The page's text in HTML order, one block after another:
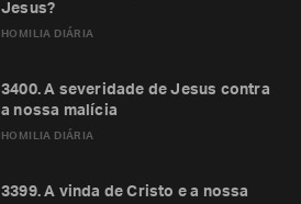
HOMILIA DIÁRIA
Jesus?
HOMILIA DIÁRIA
3400. A severidade de Jesus contra
a nossa malícia
3399. A vinda de Cristo e a nossa